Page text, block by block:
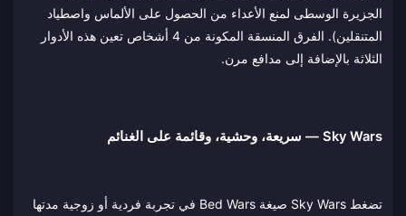
الجزيرة الوسطى لمنع الأعداء من الحصول على الألماس واصطياد
المتنقلين). الفرق المنسقة المكونة من 4 أشخاص تعين هذه الأدوار
الثلاثة بالإضافة إلى مدافع مرن.
Sky Wars — سريعة، وحشية، وقائمة على الغنائم
تضغط Sky Wars صيغة Bed Wars في تجربة فردية أو زوجية مدتها